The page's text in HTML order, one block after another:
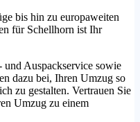
bis hin zu europaweiten
für Schellhorn ist Ihr
und Auspackservice sowie
dazu bei, Ihren Umzug so
zu gestalten. Vertrauen Sie
Umzug zu einem